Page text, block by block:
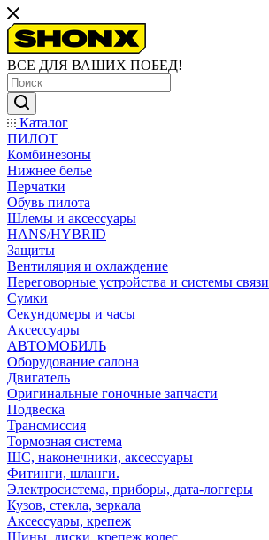
ВСЕ ДЛЯ ВАШИХ ПОБЕД!
Каталог
ПИЛОТ
Комбинезоны
Нижнее белье
Перчатки
Обувь пилота
Шлемы и аксессуары
HANS/HYBRID
Защиты
Вентиляция и охлаждение
Переговорные устройства и системы связи
Сумки
Секундомеры и часы
Аксессуары
АВТОМОБИЛЬ
Оборудование салона
Двигатель
Оригинальные гоночные запчасти
Подвеска
Трансмиссия
Тормозная система
ШС, наконечники, аксессуары
Фитинги, шланги.
Электросистема, приборы, дата-логгеры
Кузов, стекла, зеркала
Аксессуары, крепеж
Шины, диски, крепеж колес